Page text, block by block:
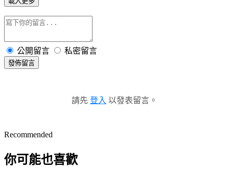
公開留言 私密留言
發佈留言
請先 登入 以發表留言。
Recommended
你可能也喜歡